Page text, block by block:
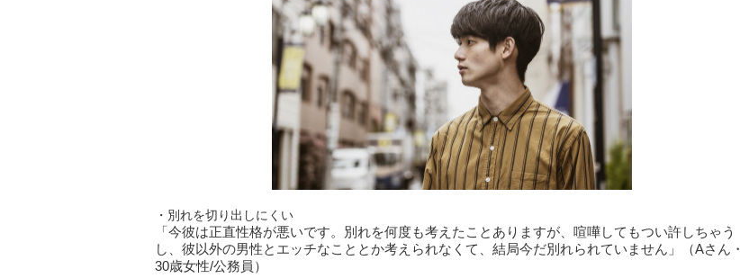
・別れを切り出しにくい
「今彼は正直性格が悪いです。別れを何度も考えたことありますが、喧嘩してもつい許しちゃう
し、彼以外の男性とエッチなこととか考えられなくて、結局今だ別れられていません」（Aさん・
30歳女性/公務員）